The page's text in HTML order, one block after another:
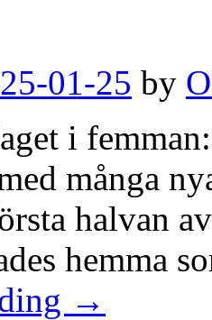
01-25 by
i
många
halvan
hemma
→